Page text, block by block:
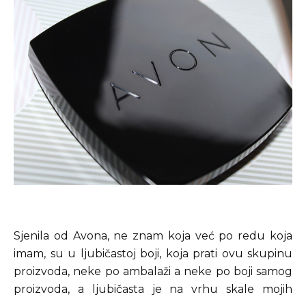
Sjenila od Avona, ne znam koja već po redu koja
imam, su u ljubičastoj boji, koja prati ovu skupinu
proizvoda, neke po ambalaži a neke po boji samog
proizvoda, a ljubičasta je na vrhu skale mojih